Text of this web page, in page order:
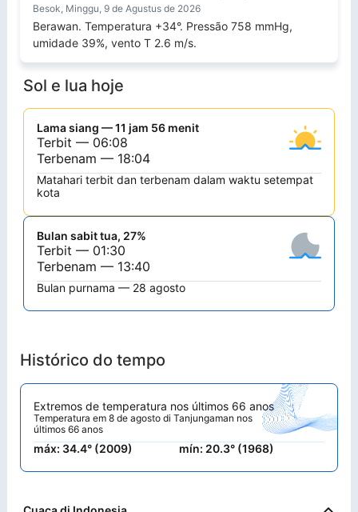
Besok, Minggu, 9 de Agustus de 2026
Berawan. Temperatura +34°. Pressão 758 mmHg,
umidade 39%, vento T 2.6 m/s.
Sol e lua hoje
Lama siang — 11 jam 56 menit
Terbit — 06:08
Terbenam — 18:04
Matahari terbit dan terbenam dalam waktu setempat
kota
Bulan sabit tua, 27%
Terbit — 01:30
Terbenam — 13:40
Bulan purnama — 28 agosto
Histórico do tempo
Extremos de temperatura nos últimos 66 anos
Temperatura em 8 de agosto di Tanjungaman nos
últimos 66 anos
máx: 34.4° (2009) mín: 20.3° (1968)